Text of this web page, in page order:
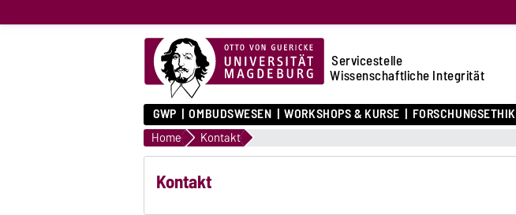
Servicestelle
Wissenschaftliche Integrität
GWP OMBUDSWESEN WORKSHOPS & KURSE FORSCHUNGSETHIK
Home Kontakt
Kontakt